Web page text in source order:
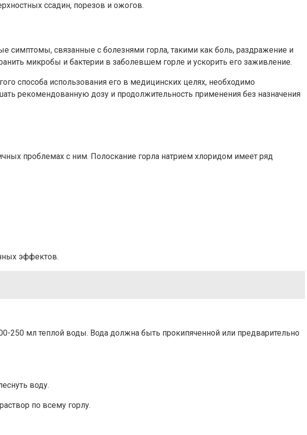
ссадин, порезов и ожогов.
симптомы, связанные с болезнями горла, такими как боль, раздражение и
микробы и бактерии в заболевшем горле и ускорить его заживление.
способа использования его в медицинских целях, необходимо
рекомендованную дозу и продолжительность применения без назначения
проблемах с ним. Полоскание горла натрием хлоридом имеет ряд
эффектов.
250 мл теплой воды. Вода должна быть прокипяченной или предварительно
воду.
по всему горлу.